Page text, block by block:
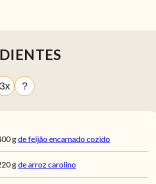
3x ?
gde feijão encarnado cozido
gde arroz carolino